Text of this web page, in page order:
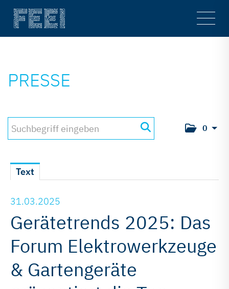
Main
PRESSE
0
Text
31.03.2025
Gerätetrends 2025: Das
Forum Elektrowerkzeuge
& Gartengeräte